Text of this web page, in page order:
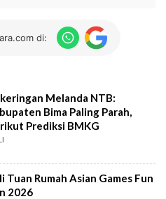
di:
Melanda NTB:
Bima Paling Parah,
Prediksi BMKG
Tuan Rumah Asian Games Fun
2026